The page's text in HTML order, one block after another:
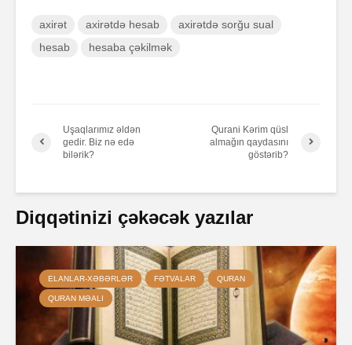
axirət axirətdə hesab
axirətdə sorğu sual
hesab
hesaba çəkilmək
Uşaqlarımız əldən
gedir. Biz nə edə
bilərik?
Qurani Kərim qüsl
almağın qaydasını
göstərib?
Diqqətinizi çəkəcək yazılar
ELANLAR-XƏBƏRLƏR FƏTVALAR QURAN
QURAN MƏALI